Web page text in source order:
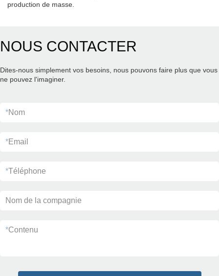
production de masse.
NOUS CONTACTER
Dites-nous simplement vos besoins, nous pouvons faire plus que vous
ne pouvez l'imaginer.
*Nom
*Email
*Téléphone
Nom de la compagnie
*Contenu